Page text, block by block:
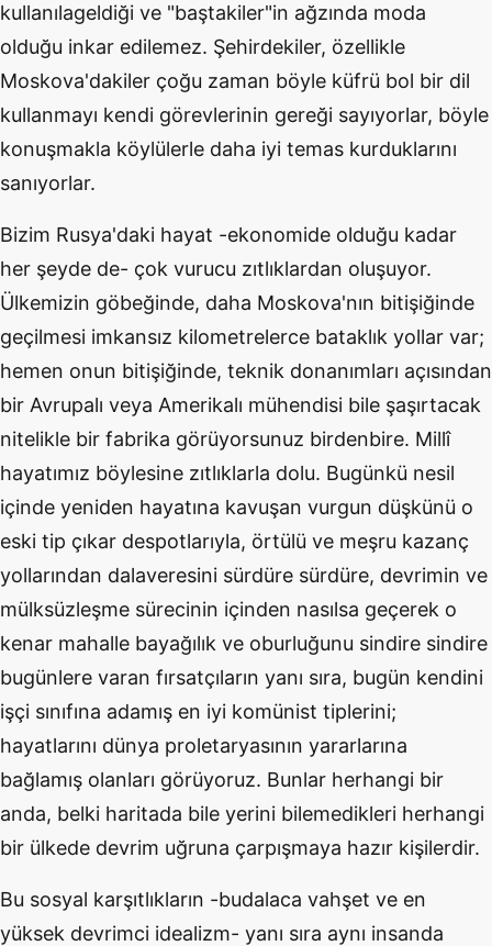
kullanılageldiği ve "baştakiler"in ağzında moda
olduğu inkar edilemez. Şehirdekiler, özellikle
Moskova'dakiler çoğu zaman böyle küfrü bol bir dil
kullanmayı kendi görevlerinin gereği sayıyorlar, böyle
konuşmakla köylülerle daha iyi temas kurduklarını
sanıyorlar.
Bizim Rusya'daki hayat -ekonomide olduğu kadar
her şeyde de- çok vurucu zıtlıklardan oluşuyor.
Ülkemizin göbeğinde, daha Moskova'nın bitişiğinde
geçilmesi imkansız kilometrelerce bataklık yollar var;
hemen onun bitişiğinde, teknik donanımları açısından
bir Avrupalı veya Amerikalı mühendisi bile şaşırtacak
nitelikle bir fabrika görüyorsunuz birdenbire. Millî
hayatımız böylesine zıtlıklarla dolu. Bugünkü nesil
içinde yeniden hayatına kavuşan vurgun düşkünü o
eski tip çıkar despotlarıyla, örtülü ve meşru kazanç
yollarından dalaveresini sürdüre sürdüre, devrimin ve
mülksüzleşme sürecinin içinden nasılsa geçerek o
kenar mahalle bayağılık ve oburluğunu sindire sindire
bugünlere varan fırsatçıların yanı sıra, bugün kendini
işçi sınıfına adamış en iyi komünist tiplerini;
hayatlarını dünya proletaryasının yararlarına
bağlamış olanları görüyoruz. Bunlar herhangi bir
anda, belki haritada bile yerini bilemedikleri herhangi
bir ülkede devrim uğruna çarpışmaya hazır kişilerdir.
Bu sosyal karşıtlıkların -budalaca vahşet ve en
yüksek devrimci idealizm- yanı sıra aynı insanda